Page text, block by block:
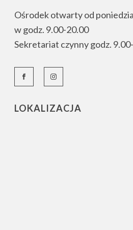
Ośrodek otwarty od
w godz. 9.00-20.00
Sekretariat czynny godz.
LOKALIZACJA